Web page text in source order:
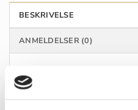
BESKRIVELSE
ANMELDELSER (0)
Model: